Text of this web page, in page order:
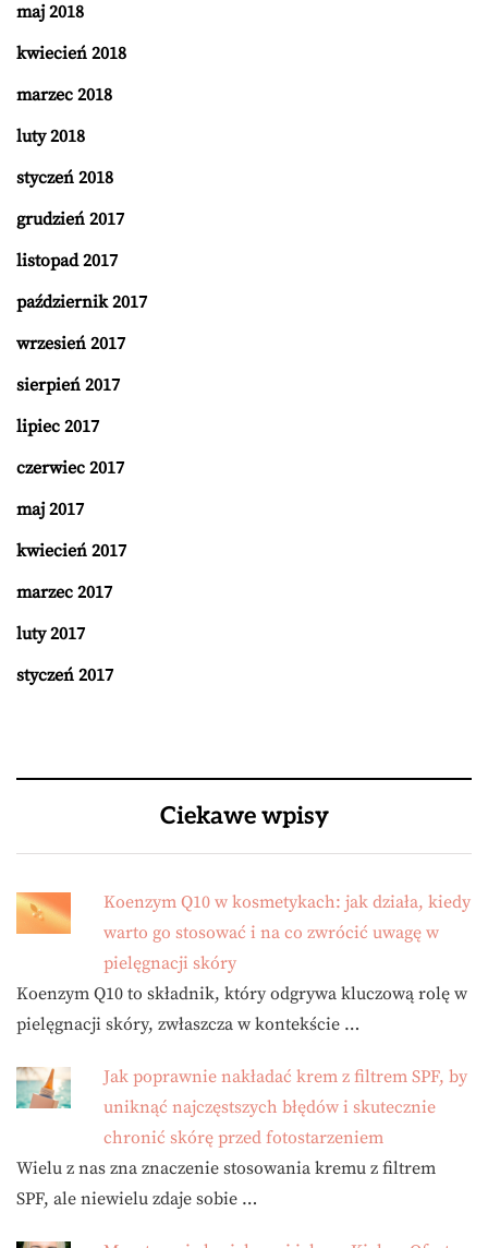
maj 2018
kwiecień 2018
marzec 2018
luty 2018
styczeń 2018
grudzień 2017
listopad 2017
październik 2017
wrzesień 2017
sierpień 2017
lipiec 2017
czerwiec 2017
maj 2017
kwiecień 2017
marzec 2017
luty 2017
styczeń 2017
Ciekawe wpisy
Koenzym Q10 w kosmetykach: jak działa, kiedy
warto go stosować i na co zwrócić uwagę w
pielęgnacji skóry
Koenzym Q10 to składnik, który odgrywa kluczową rolę w
pielęgnacji skóry, zwłaszcza w kontekście …
Jak poprawnie nakładać krem z filtrem SPF, by
uniknąć najczęstszych błędów i skutecznie
chronić skórę przed fotostarzeniem
Wielu z nas zna znaczenie stosowania kremu z filtrem
SPF, ale niewielu zdaje sobie …